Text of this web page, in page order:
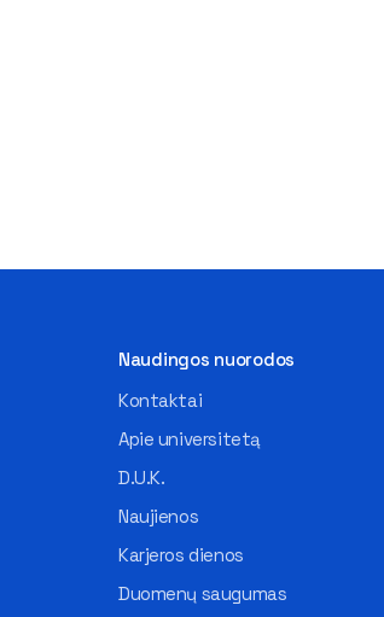
Naudingos nuorodos
Kontaktai
Apie universitetą
D.U.K.
Naujienos
Karjeros dienos
Duomenų saugumas